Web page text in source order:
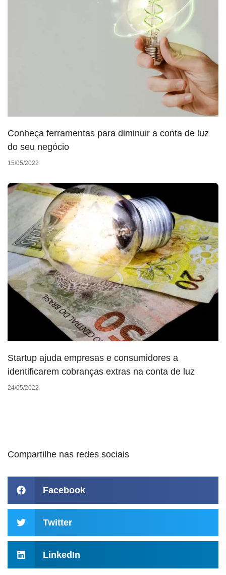
Conheça ferramentas para diminuir a conta de luz
do seu negócio
15/05/2022
Startup ajuda empresas e consumidores a
identificarem cobranças extras na conta de luz
24/05/2022
Compartilhe nas redes sociais
Facebook
Twitter
LinkedIn